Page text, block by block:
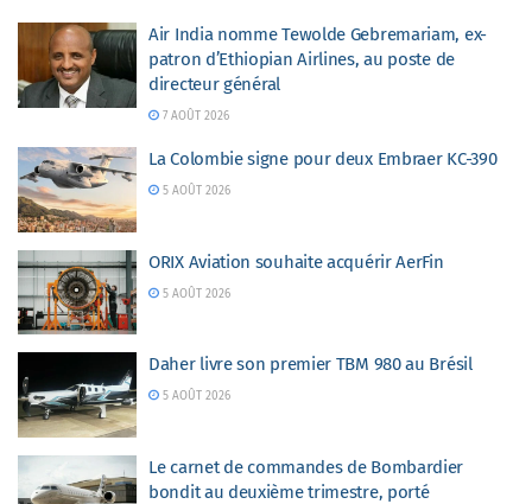
Air India nomme Tewolde Gebremariam, ex-
patron d’Ethiopian Airlines, au poste de
directeur général
7 AOÛT 2026
La Colombie signe pour deux Embraer KC-390
5 AOÛT 2026
ORIX Aviation souhaite acquérir AerFin
5 AOÛT 2026
Daher livre son premier TBM 980 au Brésil
5 AOÛT 2026
Le carnet de commandes de Bombardier
bondit au deuxième trimestre, porté